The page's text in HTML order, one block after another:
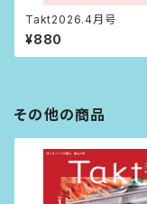
Takt2026.4月号
¥880
その他の商品